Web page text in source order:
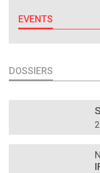
EVENTS
DOSSIERS